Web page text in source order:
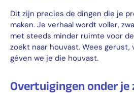
Dit zijn precies de dingen die je
maken. Je verhaal wordt voller,
met steeds minder ruimte voor
zoekt naar houvast. Wees
géven we je die houvast.
Overtuigingen onder je